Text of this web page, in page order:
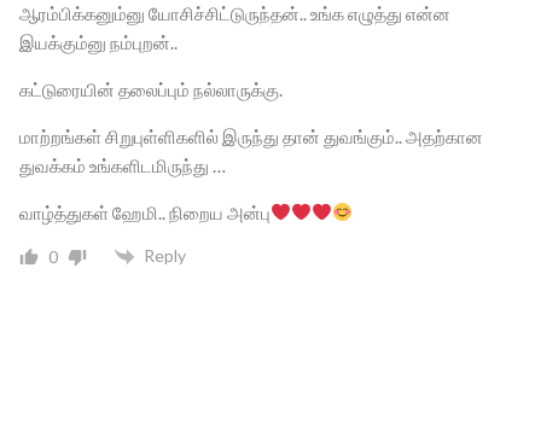
ஆரம்பிக்கனும்னு யோசிச்சிட்டுருந்தன்.. உங்க எழுத்து என்ன
இயக்கும்னு நம்புறன்..
கட்டுரையின் தலைப்பும் நல்லாருக்கு.
மாற்றங்கள் சிறுபுள்ளிகளில் இருந்து தான் துவங்கும்.. அதற்கான
துவக்கம் உங்களிடமிருந்து …
வாழ்த்துகள் ஹேமி.. நிறைய அன்பு
0 Reply